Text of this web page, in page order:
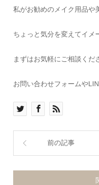
私がお勧めのメイク用品や
ちょっと気分を変えてイメ
まずはお気軽にご相談くだ
お問い合わせフォームや
前の記事